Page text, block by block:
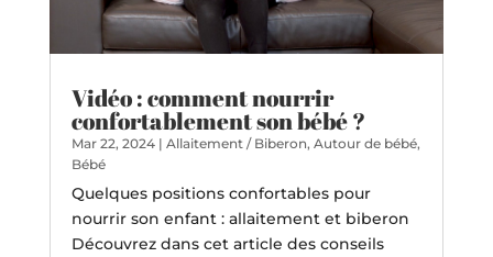
Vidéo : comment nourrir
confortablement son bébé ?
Mar 22, 2024| Allaitement / Biberon, Autour de bébé,
Bébé
Quelques positions confortables pour
nourrir son enfant : allaitement et biberon
Découvrez dans cet article des conseils